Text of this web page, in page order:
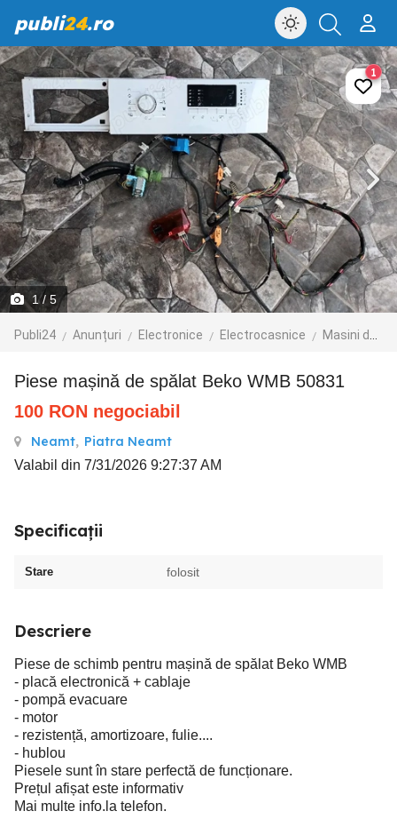
publi24.ro
1/ 5
Publi24 Anunțuri Electronice Electrocasnice Masini de spalat
1
Piese mașină de spălat Beko WMB 50831
100 RON negociabil
Neamt, Piatra Neamt
Valabil din 7/31/2026 9:27:37 AM
Specificații
Stare folosit
Descriere
Piese de schimb pentru mașină de spălat Beko WMB
- placă electronică + cablaje
- pompă evacuare
- motor
- rezistență, amortizoare, fulie....
- hublou
Piesele sunt în stare perfectă de funcționare.
Prețul afișat este informativ
Mai multe info.la telefon.